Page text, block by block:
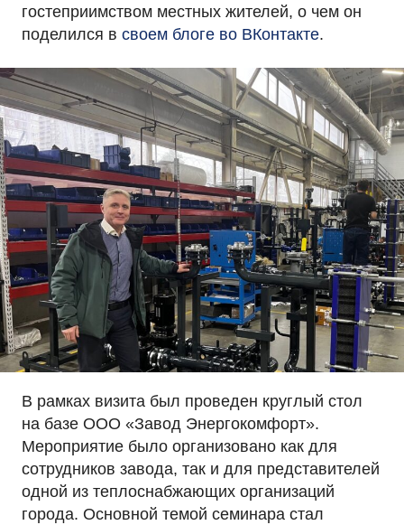
гостеприимством местных жителей, о чем он
поделился в своем блоге во ВКонтакте.
В рамках визита был проведен круглый стол
на базе ООО «Завод Энергокомфорт».
Мероприятие было организовано как для
сотрудников завода, так и для представителей
одной из теплоснабжающих организаций
города. Основной темой семинара стал